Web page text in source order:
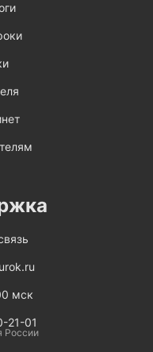
мск
21-01
России